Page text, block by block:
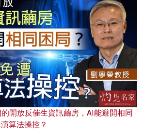
開放反催生資訊繭房，AI能避開相同
算法操控？